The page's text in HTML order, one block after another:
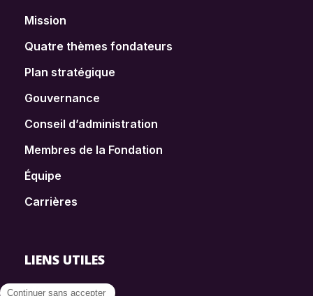
Mission
Quatre thèmes fondateurs
Plan stratégique
Gouvernance
Conseil d’administration
Membres de la Fondation
Équipe
Carrières
LIENS UTILES
FAQ